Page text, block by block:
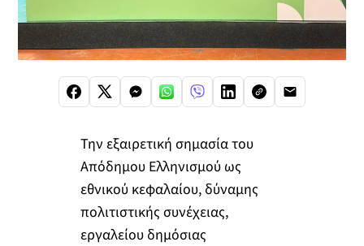
Την εξαιρετική σημασία του
Απόδημου Ελληνισμού ως
εθνικού κεφαλαίου, δύναμης
πολιτιστικής συνέχειας,
εργαλείου δημόσιας